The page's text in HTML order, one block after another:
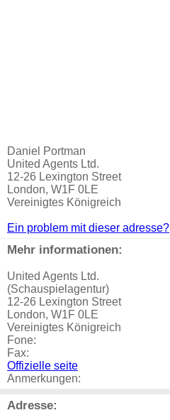
Daniel Portman
United Agents Ltd.
12-26 Lexington Street
London, W1F 0LE
Vereinigtes Königreich
Ein problem mit dieser adresse?
Mehr informationen:
United Agents Ltd.
(Schauspielagentur)
12-26 Lexington Street
London, W1F 0LE
Vereinigtes Königreich
Fone:
Fax:
Offizielle seite
Anmerkungen:
Adresse: